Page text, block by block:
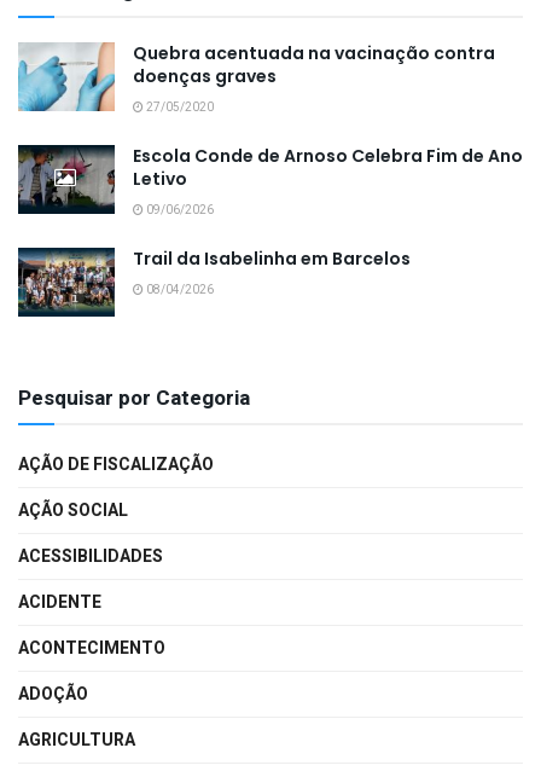
Quebra acentuada na vacinação contra
doenças graves
27/05/2020
Escola Conde de Arnoso Celebra Fim de Ano
Letivo
09/06/2026
Trail da Isabelinha em Barcelos
08/04/2026
Pesquisar por Categoria
AÇÃO DE FISCALIZAÇÃO
AÇÃO SOCIAL
ACESSIBILIDADES
ACIDENTE
ACONTECIMENTO
ADOÇÃO
AGRICULTURA